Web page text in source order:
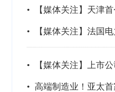
• 【媒体关注】天津
• 【媒体关注】法国
• 【媒体关注】上市
• 高端制造业！亚太